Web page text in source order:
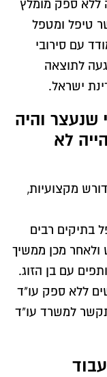
ללא ספק מומלץ
טיפל ומטפל
עם סירובי
לתוצאה
ישראל.
שנעצר והיה
לא
מקצועיות,
בתיקים רבים
ולאחר מכן ממשיך
עם בן הזוג.
ללא ספק עו"ד
למשרד עו"ד